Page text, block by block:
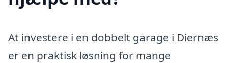
At investere i en dobbelt garage i Diernæs
er en praktisk løsning for mange